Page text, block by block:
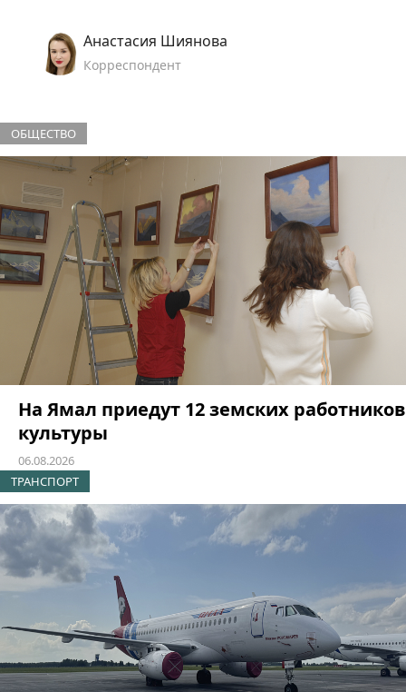
Анастасия Шиянова
Корреспондент
ОБЩЕСТВО
На Ямал приедут 12 земских работников
культуры
06.08.2026
ТРАНСПОРТ